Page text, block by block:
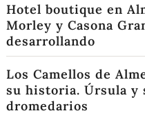
Hotel boutique en
Morley y Casona
desarrollando
Los Camellos de
su historia. Úrsula y
dromedarios